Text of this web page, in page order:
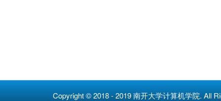
Copyright © 2018 - 2019 南开大学计算机学院. All